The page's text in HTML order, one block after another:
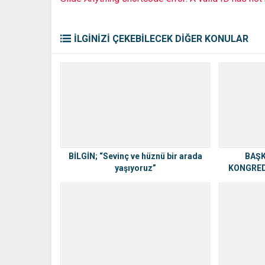
İLGİNİZİ ÇEKEBİLECEK DİĞER KONULAR
BİLGİN; “Sevinç ve hüznü bir arada
yaşıyoruz”